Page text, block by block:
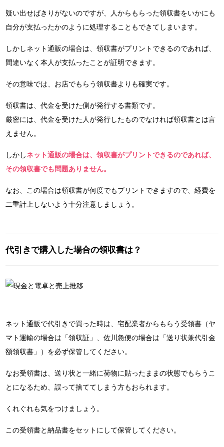
疑い出せばきりがないのですが、人からもらった領収書をいかにも
自分が支払ったかのように処理することもできてしまいます。
しかしネット通販の場合は、領収書がプリントできるのであれば、
間違いなく本人が支払ったことが証明できます。
その意味では、お店でもらう領収書よりも確実です。
領収書は、代金を受けた側が発行する書類です。
厳密には、代金を受けた人が発行したものでなければ領収書とは言
えません。
しかしネット通販の場合は、領収書がプリントできるのであれば、
その領収書でも問題ありません。
なお、この場合は領収書が何度でもプリントできますので、経費を
二重計上しないよう十分注意しましょう。
代引きで購入した場合の領収書は？
ネット通販で代引きで買った時は、宅配業者からもらう受領書（ヤ
マト運輸の場合は「領収証」、佐川急便の場合は「送り状兼代引金
額領収書」）を必ず保管してください。
なお受領書は、送り状と一緒に荷物に貼ったままの状態でもらうこ
とになるため、誤って捨ててしまう方もおられます。
くれぐれも気をつけましょう。
この受領書と納品書をセットにして保管してください。